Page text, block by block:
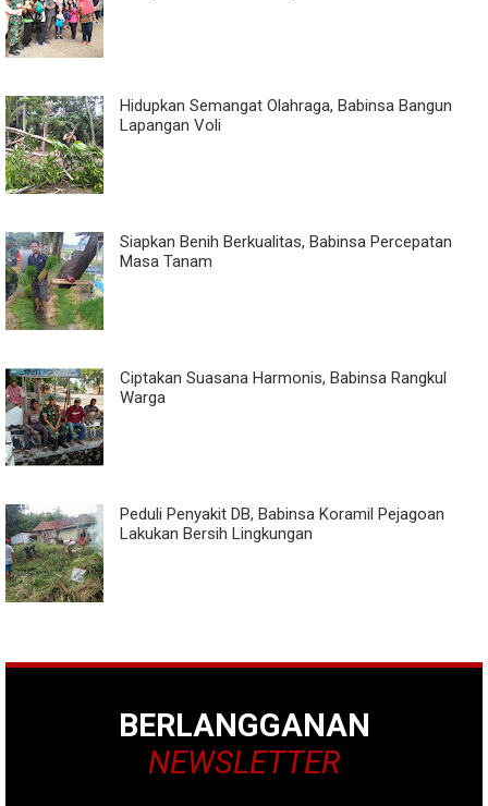
Hidupkan Semangat Olahraga, Babinsa Bangun
Lapangan Voli
Siapkan Benih Berkualitas, Babinsa Percepatan
Masa Tanam
Ciptakan Suasana Harmonis, Babinsa Rangkul
Warga
Peduli Penyakit DB, Babinsa Koramil Pejagoan
Lakukan Bersih Lingkungan
BERLANGGANAN
NEWSLETTER